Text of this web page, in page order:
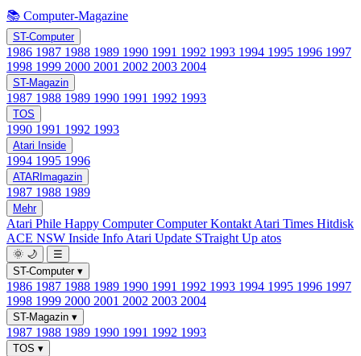
📚 Computer-Magazine
ST-Computer
1986 1987 1988 1989 1990 1991 1992 1993 1994 1995 1996 1997
1998 1999 2000 2001 2002 2003 2004
ST-Magazin
1987 1988 1989 1990 1991 1992 1993
TOS
1990 1991 1992 1993
Atari Inside
1994 1995 1996
ATARImagazin
1987 1988 1989
Mehr
Atari Phile Happy ComputerComputer Kontakt Atari Times Hitdisk
ACE NSW Inside Info Atari Update STraight Up atos
🌞 🌙
☰
ST-Computer ▾
1986 1987 1988 1989 1990 1991 1992 1993 1994 1995 1996 1997
1998 1999 2000 2001 2002 2003 2004
ST-Magazin ▾
1987 1988 1989 1990 1991 1992 1993
TOS ▾